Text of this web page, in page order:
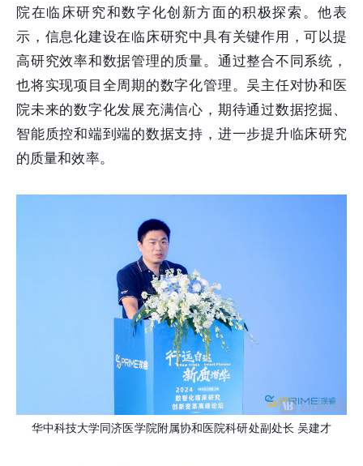
院在临床研究和数字化创新方面的积极探索。他表
示，信息化建设在临床研究中具有关键作用，可以提
高研究效率和数据管理的质量。通过整合不同系统，
也将实现项目全周期的数字化管理。吴主任对协和医
院未来的数字化发展充满信心，期待通过数据挖掘、
智能质控和端到端的数据支持，进一步提升临床研究
的质量和效率。
华中科技大学同济医学院附属协和医院科研处副处长 吴建才